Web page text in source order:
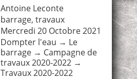
Antoine Leconte
barrage, travaux
Mercredi 20 Octobre 2021
Dompter l'eau → Le
barrage→ Campagne de
travaux 2020-2022→
Travaux 2020-2022